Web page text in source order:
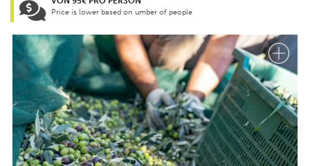
Price is lower based on umber of people